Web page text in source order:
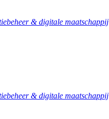
& digitale maatschappij
& digitale maatschappij